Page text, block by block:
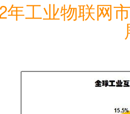
年工业物联网